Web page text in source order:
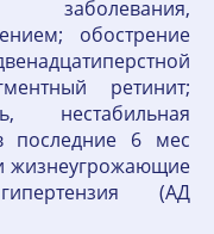
обострение
ретинит;
нестабильная
последние 6 мес
жизнеугрожающие
(АД